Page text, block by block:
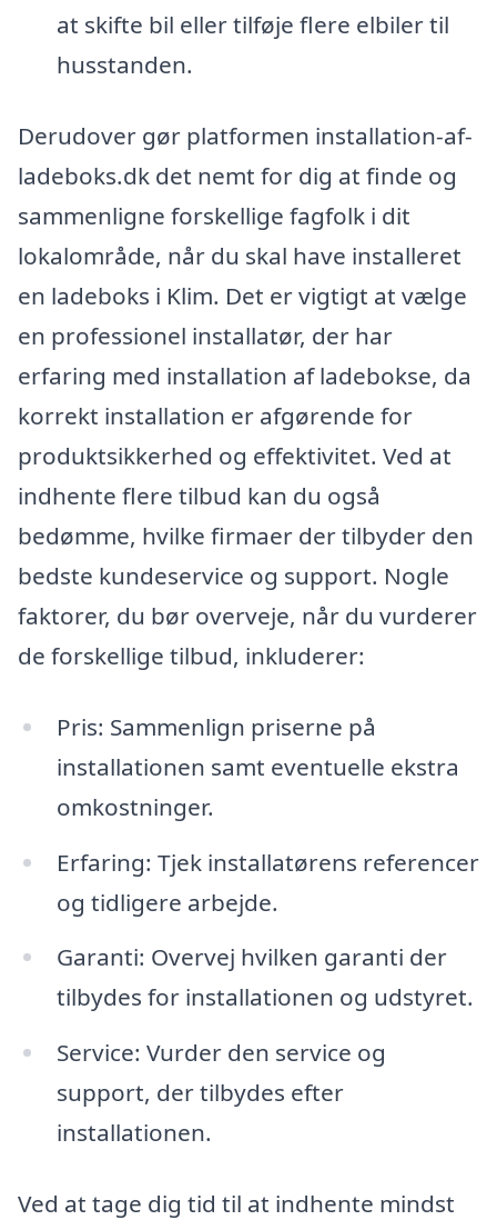
at skifte bil eller tilføje flere elbiler til
husstanden.
Derudover gør platformen installation-af-
ladeboks.dk det nemt for dig at finde og
sammenligne forskellige fagfolk i dit
lokalområde, når du skal have installeret
en ladeboks i Klim. Det er vigtigt at vælge
en professionel installatør, der har
erfaring med installation af ladebokse, da
korrekt installation er afgørende for
produktsikkerhed og effektivitet. Ved at
indhente flere tilbud kan du også
bedømme, hvilke firmaer der tilbyder den
bedste kundeservice og support. Nogle
faktorer, du bør overveje, når du vurderer
de forskellige tilbud, inkluderer:
Pris: Sammenlign priserne på
installationen samt eventuelle ekstra
omkostninger.
Erfaring: Tjek installatørens referencer
og tidligere arbejde.
Garanti: Overvej hvilken garanti der
tilbydes for installationen og udstyret.
Service: Vurder den service og
support, der tilbydes efter
installationen.
Ved at tage dig tid til at indhente mindst